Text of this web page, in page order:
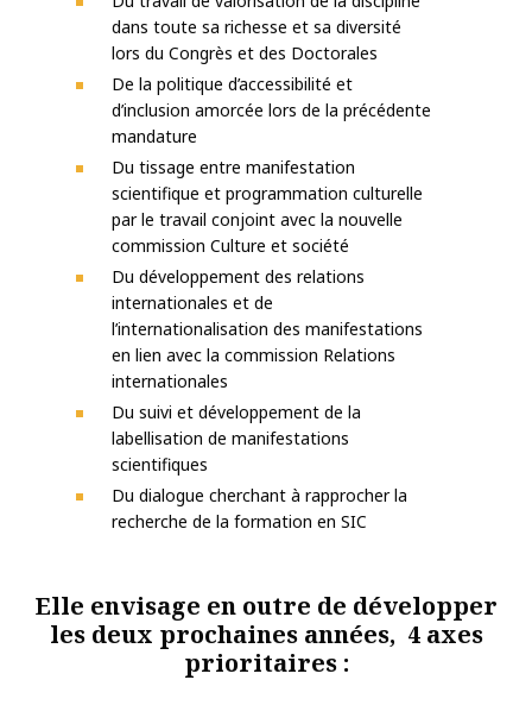
dans toute sa richesse et sa diversité
lors du Congrès et des Doctorales
De la politique d’accessibilité et
d’inclusion amorcée lors de la précédente
mandature
Du tissage entre manifestation
scientifique et programmation culturelle
par le travail conjoint avec la nouvelle
commission Culture et société
Du développement des relations
internationales et de
l’internationalisation des manifestations
en lien avec la commission Relations
internationales
Du suivi et développement de la
labellisation de manifestations
scientifiques
Du dialogue cherchant à rapprocher la
recherche de la formation en SIC
Elle envisage en outre de développer
les deux prochaines années, 4 axes
prioritaires :